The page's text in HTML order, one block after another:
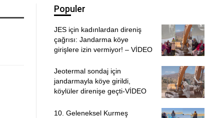
Populer
JES için kadınlardan direniş
çağrısı: Jandarma köye
girişlere izin vermiyor! – VİDEO
Jeotermal sondaj için
jandarmayla köye girildi,
köylüler direnişe geçti-VİDEO
10. Geleneksel Kurmeş